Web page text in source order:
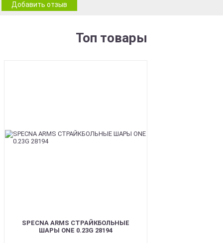
Добавить отзыв
Топ товары
SPECNA ARMS СТРАЙКБОЛЬНЫЕ
ШАРЫ ONE 0.23G 28194